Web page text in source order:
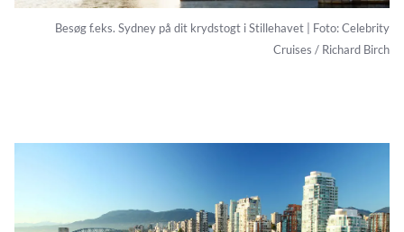
Besøg f.eks. Sydney på dit krydstogt i Stillehavet | Foto: Celebrity
Cruises / Richard Birch